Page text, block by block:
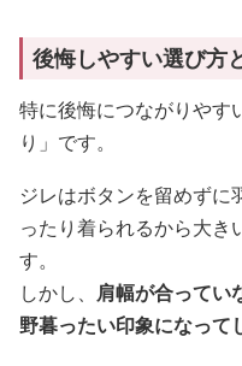
後悔しやすい選び方
特に後悔につながりやす
り」です。
ジレはボタンを留めずに
ったり着られるから大き
す。
しかし、 肩幅が合ってい
野暮ったい印象になって